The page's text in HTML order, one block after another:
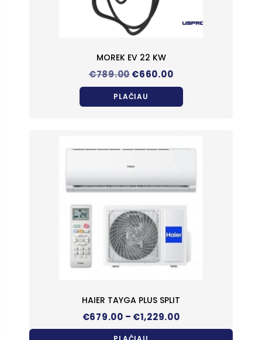
MOREK EV 22 KW
€789.00Original
was:
€789.00.
€660.00Current
is:
PLAČIAU
HAIER TAYGA PLUS SPLIT
€679.00 – €1,229.00Price
€679.00